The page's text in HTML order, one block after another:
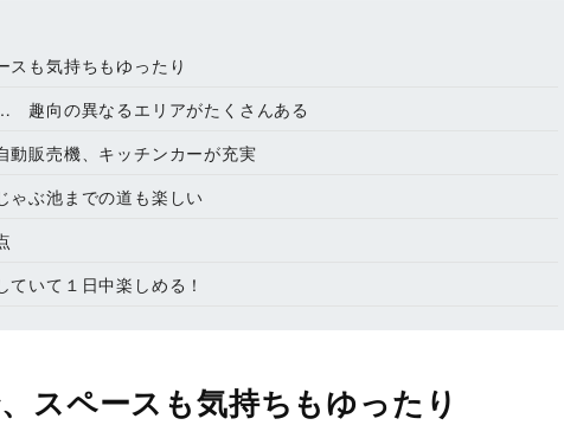
スも気持ちもゆったり
趣向の異なるエリアがたくさんある
動販売機、キッチンカーが充実
ゃぶ池までの道も楽しい
ていて１日中楽しめる！
スペースも気持ちもゆったり